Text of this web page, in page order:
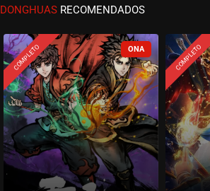
ASSISTIDO
EPISÓDIO 547-548
ASSISTIDO
EPISÓDIO 545-546
novembro 28, 2025
ASSISTIDO
EPISÓDIO 543-544
novembro 16, 2025
DONGHUAS RECOMENDADOS
COMPLETO COMPLETO